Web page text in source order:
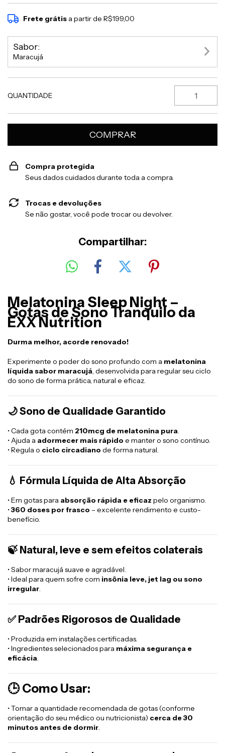
Frete grátis a partir deR$199,00
Sabor:
Maracujá
QUANTIDADE
Compra protegida
Seus dados cuidados durante toda a compra.
Trocas e devoluções
Se não gostar, você pode trocar ou devolver.
Compartilhar:
Melatonina Sleep Night –
Gotas de Sono Tranquilo da
EXX Nutrition
Durma melhor, acorde renovado!
Experimente o poder do sono profundo com a melatonina
líquida sabor maracujá , desenvolvida para regular seu ciclo
do sono de forma prática, natural e eficaz.
🌙Sono de Qualidade Garantido
• Cada gota contém 210mcg de melatonina pura
• Ajuda a adormecer mais rápido e manter o sono contínuo.
• Regula o ciclo circadiano de forma natural.
💧 Fórmula Líquida de Alta Absorção
• Em gotas para absorção rápida e eficaz pelo organismo.
•360 doses por frasco – excelente rendimento e custo-
benefício.
🍃 Natural, leve e sem efeitos colaterais
• Sabor maracujá suave e agradável.
• Ideal para quem sofre com insônia leve, jet lag ou sono
irregular
✅ Padrões Rigorosos de Qualidade
• Produzida em instalações certificadas.
• Ingredientes selecionados para máxima segurança e
eficácia
🕒 Como Usar:
• Tomar a quantidade recomendada de gotas (conforme
orientação do seu médico ou nutricionista) cerca de 30
minutos antes de dormir